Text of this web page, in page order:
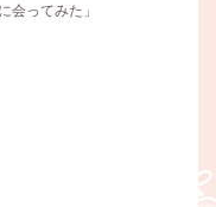
会ってみた」